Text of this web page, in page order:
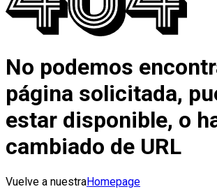
No podemos
página solicitada,
estar disponible, o
cambiado de URL
Vuelve a nuestraHomepage